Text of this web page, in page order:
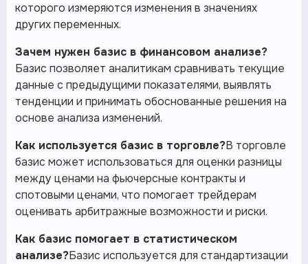
которого измеряются изменения в значениях
других переменных.
Зачем нужен базис в финансовом анализе?
Базис позволяет аналитикам сравнивать текущие
данные с предыдущими показателями, выявлять
тенденции и принимать обоснованные решения на
основе анализа изменений.
Как используется базис в торговле?В торговле
базис может использоваться для оценки разницы
между ценами на фьючерсные контракты и
спотовыми ценами, что помогает трейдерам
оценивать арбитражные возможности и риски.
Как базис помогает в статистическом
анализе?Базис используется для стандартизации